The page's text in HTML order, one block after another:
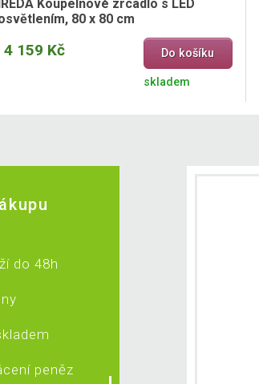
IREDA Koupelnové zrcadlo s LED
80 x 80 cm
4 159 Kč Do košíku
skladem
do 48h
peněz